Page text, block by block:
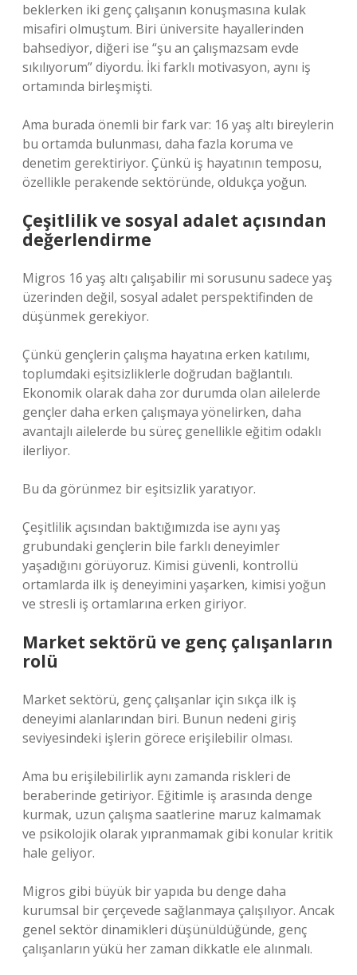
beklerken iki genç çalışanın konuşmasına kulak
misafiri olmuştum. Biri üniversite hayallerinden
bahsediyor, diğeri ise “şu an çalışmazsam evde
sıkılıyorum” diyordu. İki farklı motivasyon, aynı iş
ortamında birleşmişti.
Ama burada önemli bir fark var: 16 yaş altı bireylerin
bu ortamda bulunması, daha fazla koruma ve
denetim gerektiriyor. Çünkü iş hayatının temposu,
özellikle perakende sektöründe, oldukça yoğun.
Çeşitlilik ve sosyal adalet açısından
değerlendirme
Migros 16 yaş altı çalışabilir mi sorusunu sadece yaş
üzerinden değil, sosyal adalet perspektifinden de
düşünmek gerekiyor.
Çünkü gençlerin çalışma hayatına erken katılımı,
toplumdaki eşitsizliklerle doğrudan bağlantılı.
Ekonomik olarak daha zor durumda olan ailelerde
gençler daha erken çalışmaya yönelirken, daha
avantajlı ailelerde bu süreç genellikle eğitim odaklı
ilerliyor.
Bu da görünmez bir eşitsizlik yaratıyor.
Çeşitlilik açısından baktığımızda ise aynı yaş
grubundaki gençlerin bile farklı deneyimler
yaşadığını görüyoruz. Kimisi güvenli, kontrollü
ortamlarda ilk iş deneyimini yaşarken, kimisi yoğun
ve stresli iş ortamlarına erken giriyor.
Market sektörü ve genç çalışanların
rolü
Market sektörü, genç çalışanlar için sıkça ilk iş
deneyimi alanlarından biri. Bunun nedeni giriş
seviyesindeki işlerin görece erişilebilir olması.
Ama bu erişilebilirlik aynı zamanda riskleri de
beraberinde getiriyor. Eğitimle iş arasında denge
kurmak, uzun çalışma saatlerine maruz kalmamak
ve psikolojik olarak yıpranmamak gibi konular kritik
hale geliyor.
Migros gibi büyük bir yapıda bu denge daha
kurumsal bir çerçevede sağlanmaya çalışılıyor. Ancak
genel sektör dinamikleri düşünüldüğünde, genç
çalışanların yükü her zaman dikkatle ele alınmalı.